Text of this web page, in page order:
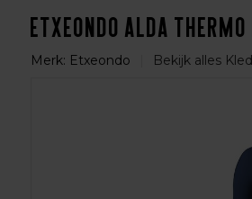
Etxeondo Alda
Merk: Etxeondo Bekijk alles